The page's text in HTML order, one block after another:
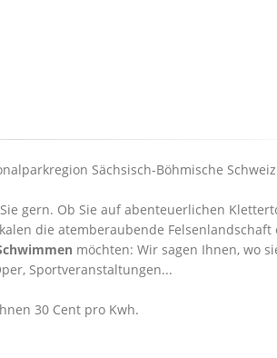
Sächsisch-Böhmische
gern. Ob Sie auf abenteuerlichen
die atemberaubende Felsenlandschaft
möchten: Wir sagen Ihnen, wo
Sportveranstaltungen...
30 Cent pro Kwh.